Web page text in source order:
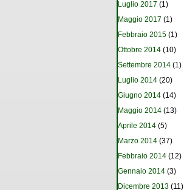
Luglio 2017 (1)
Maggio 2017 (1)
Febbraio 2015 (1)
Ottobre 2014 (10)
Settembre 2014 (1)
Luglio 2014 (20)
Giugno 2014 (14)
Maggio 2014 (13)
Aprile 2014 (5)
Marzo 2014 (37)
Febbraio 2014 (12)
Gennaio 2014 (3)
Dicembre 2013 (11)